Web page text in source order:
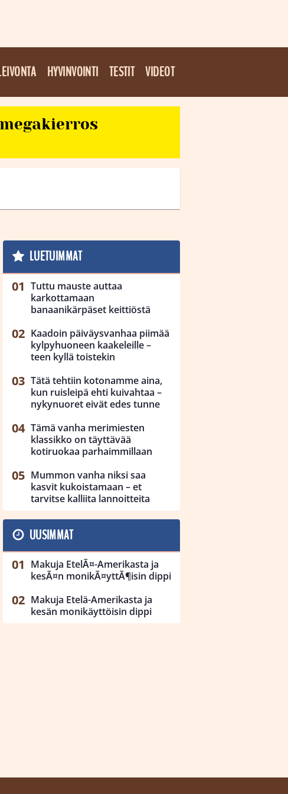
HYVINVOINTI TESTIT VIDEOT
LUETUIMMAT
Tuttu mauste auttaa
karkottamaan
banaanikärpäset keittiöstä
Kaadoin päiväysvanhaa piimää
kylpyhuoneen kaakeleille –
teen kyllä toistekin
Tätä tehtiin kotonamme aina,
kun ruisleipä ehti kuivahtaa –
nykynuoret eivät edes tunne
Tämä vanha merimiesten
klassikko on täyttävää
kotiruokaa parhaimmillaan
Mummon vanha niksi saa
kasvit kukoistamaan – et
tarvitse kalliita lannoitteita
UUSIMMAT
Makuja EtelÃ¤-Amerikasta ja
kesÃ¤n monikÃ¤yttÃ¶isin dippi
Makuja Etelä-Amerikasta ja
kesän monikäyttöisin dippi